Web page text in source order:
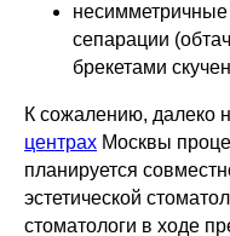
несимметричные
сепарации
брекетами
К сожалению, далеко
центрах Москвы
планируется
эстетической
стоматологи в ходе